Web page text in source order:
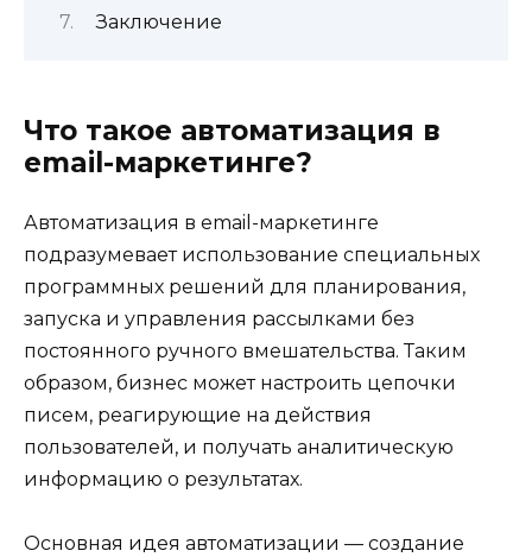
Заключение
Что такое автоматизация в
email-маркетинге?
Автоматизация в email-маркетинге
подразумевает использование специальных
программных решений для планирования,
запуска и управления рассылками без
постоянного ручного вмешательства. Таким
образом, бизнес может настроить цепочки
писем, реагирующие на действия
пользователей, и получать аналитическую
информацию о результатах.
Основная идея автоматизации — создание